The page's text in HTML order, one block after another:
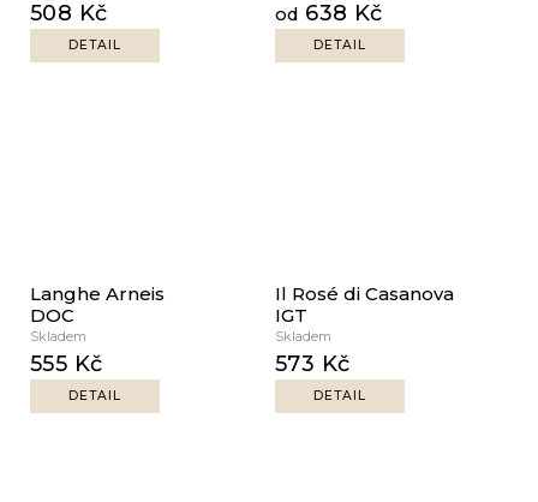
508 Kč
DETAIL
od 638 Kč
DETAIL
Langhe Arneis
DOC
Skladem
555 Kč
DETAIL
Il Rosé di Casanova
IGT
Skladem
573 Kč
DETAIL